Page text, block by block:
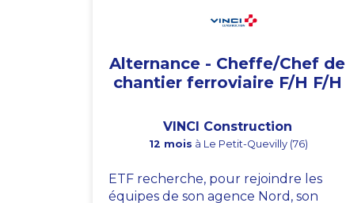
Alternance - Cheffe/Chef de
chantier ferroviaire F/H F/H
VINCI Construction
12 mois à Le Petit-Quevilly (76)
ETF recherche, pour rejoindre les
équipes de son agence Nord, son